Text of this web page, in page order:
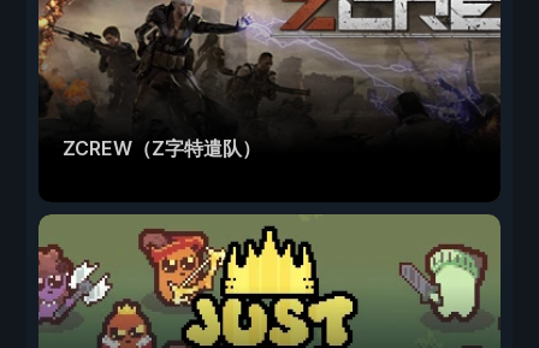
ZCREW（Z字特遣队）